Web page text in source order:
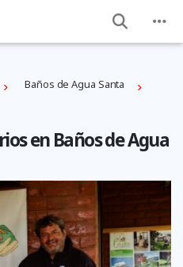
Baños de Agua Santa
en Baños de Agua